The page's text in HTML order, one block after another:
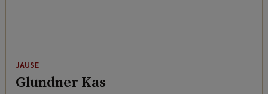
JAUSE
Glundner Kas